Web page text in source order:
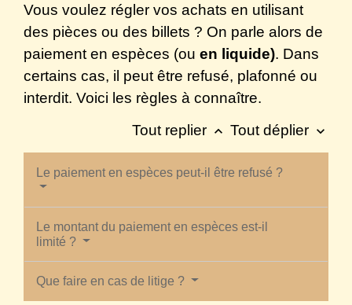
Vous voulez régler vos achats en utilisant
des pièces ou des billets ? On parle alors de
paiement en espèces (ou en liquide). Dans
certains cas, il peut être refusé, plafonné ou
interdit. Voici les règles à connaître.
Tout replier keyboard_arrow_up Tout déplier keyboard_arrow_down
Le paiement en espèces peut-il être refusé ?
Le montant du paiement en espèces est-il
limité ?
Que faire en cas de litige ?